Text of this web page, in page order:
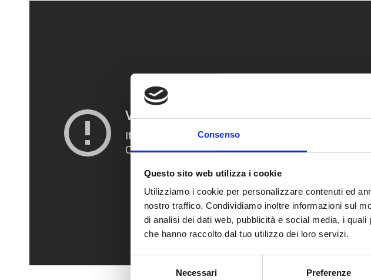
Consenso
Questo sito web utilizza i cookie
Utilizziamo i cookie per personalizzare contenuti ed
nostro traffico. Condividiamo inoltre informazioni sul
di analisi dei dati web, pubblicità e social media, i
che hanno raccolto dal tuo utilizzo dei loro servizi.
Necessari Preferenze